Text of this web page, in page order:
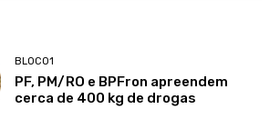
BLOCO1
PF, PM/RO e BPFron apreendem
cerca de 400 kg de drogas